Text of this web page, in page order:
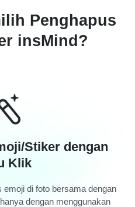
Penghapus
insMind?
Stiker dengan
Klik
emoji di foto bersama dengan
dengan menggunakan